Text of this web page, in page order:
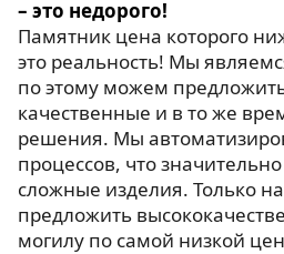
– это недорого!
Памятник цена которого
это реальность! Мы
по этому можем
качественные и в то же
решения. Мы
процессов, что
сложные изделия. Только
предложить
могилу по самой низкой